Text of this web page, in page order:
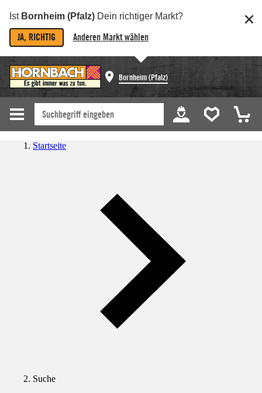
Ist Bornheim (Pfalz) Dein richtiger Markt?
JA, RICHTIG Anderen Markt wählen
Bornheim (Pfalz)
Startseite
Suche